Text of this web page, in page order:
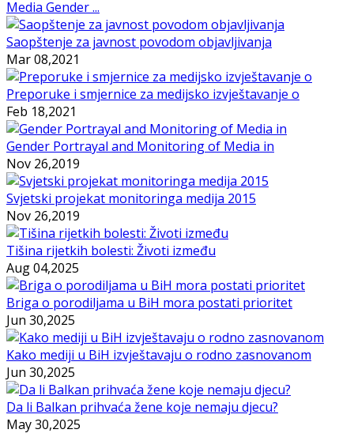
Media Gender ...
Saopštenje za javnost povodom objavljivanja
Mar 08,2021
Preporuke i smjernice za medijsko izvještavanje o
Feb 18,2021
Gender Portrayal and Monitoring of Media in
Nov 26,2019
Svjetski projekat monitoringa medija 2015
Nov 26,2019
Tišina rijetkih bolesti: Životi između
Aug 04,2025
Briga o porodiljama u BiH mora postati prioritet
Jun 30,2025
Kako mediji u BiH izvještavaju o rodno zasnovanom
Jun 30,2025
Da li Balkan prihvaća žene koje nemaju djecu?
May 30,2025